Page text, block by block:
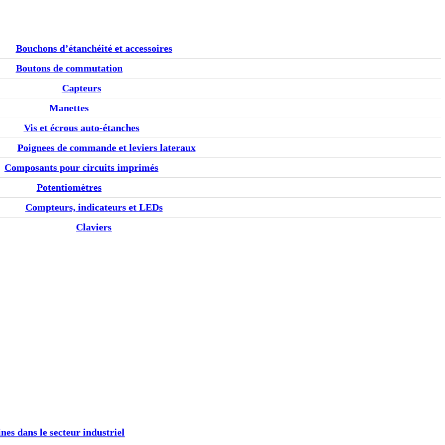
Bouchons d’étanchéité et accessoires
Boutons de commutation
Capteurs
Manettes
Vis et écrous auto-étanches
Poignees de commande et leviers lateraux
Composants pour circuits imprimés
Potentiomètres
Compteurs, indicateurs et LEDs
Claviers
dans le secteur industriel